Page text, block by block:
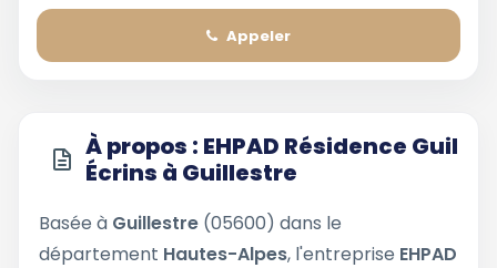
Appeler
À propos : EHPAD Résidence Guil
Écrins à Guillestre
Basée à Guillestre (05600) dans le
département Hautes-Alpes, l'entreprise EHPAD